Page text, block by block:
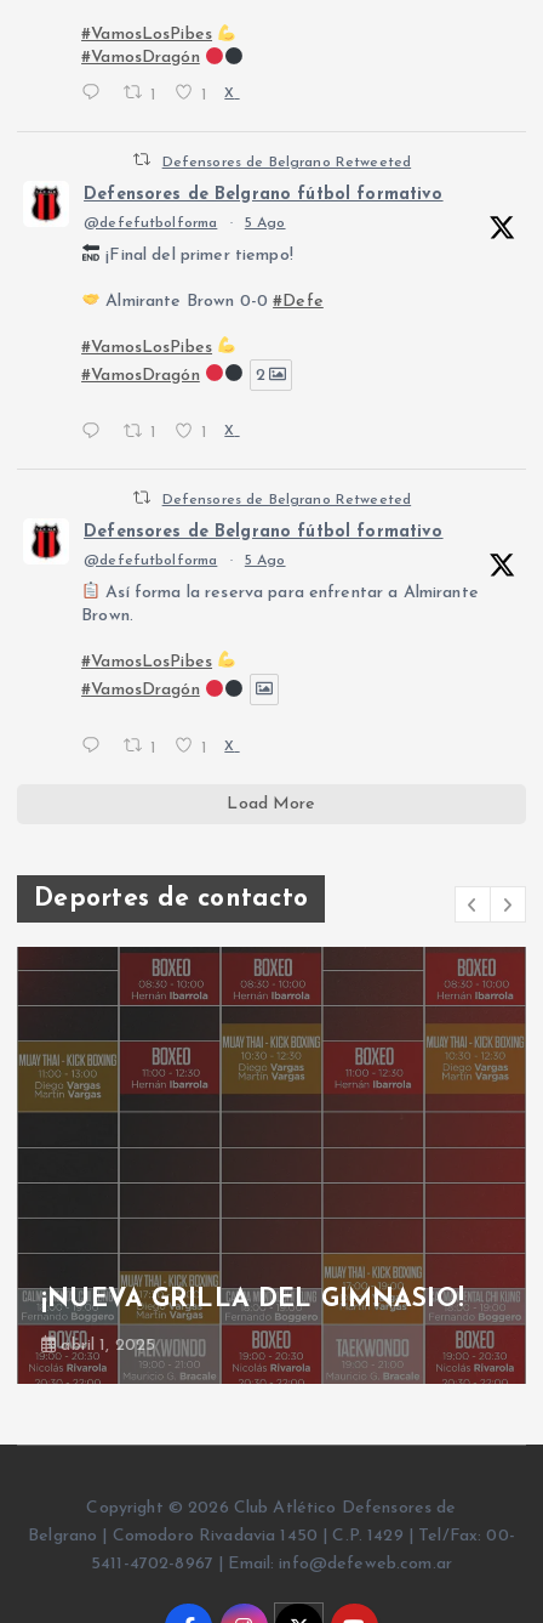
#VamosLosPibes
#VamosDragón
1 1 X
Defensores de Belgrano Retweeted
Defensores de Belgrano fútbol formativo
@defefutbolforma · 5 Ago
¡Final del primer tiempo!
Almirante Brown 0-0#Defe
#VamosLosPibes
#VamosDragón
2
X
Defensores de Belgrano Retweeted
Defensores de Belgrano fútbol formativo
@defefutbolforma · 5 Ago
Así forma la reserva para enfrentar a Almirante
Brown.
#VamosLosPibes
#VamosDragón
1 1 X
Load More
Deportes de contacto
¡NUEVA GRILLA DEL GIMNASIO!
abril 1, 2025
Copyright © 2026 Club Atlético Defensores de
Belgrano | Comodoro Rivadavia 1450 | C.P. 1429 | Tel/Fax: 00-
5411-4702-8967 | Email: info@defeweb.com.ar